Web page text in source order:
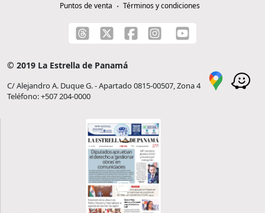
Puntos de venta
Términos y condiciones
© 2019 La Estrella de Panamá
C/ Alejandro A. Duque G. - Apartado 0815-00507, Zona 4
Teléfono: +507 204-0000